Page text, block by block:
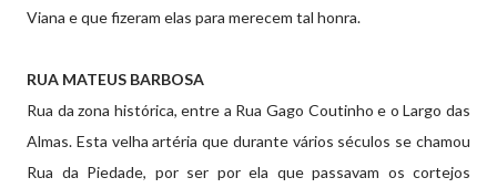
Viana e que fizeram elas para merecem tal honra.
RUA MATEUS BARBOSA
Rua da zona histórica, entre a Rua Gago Coutinho e o Largo das
Almas. Esta velha artéria que durante vários séculos se chamou
Rua da Piedade, por ser por ela que passavam os cortejos